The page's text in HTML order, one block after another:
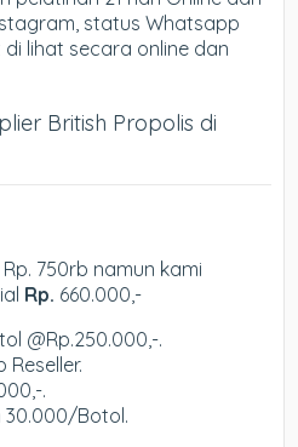
status Whatsapp
lihat secara online dan
British Propolis di
750rb namun kami
Rp. 660.000,-
@Rp.250.000,-.
Reseller.
.
30.000/Botol.